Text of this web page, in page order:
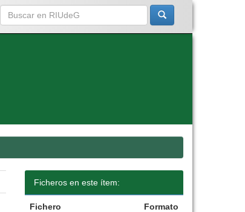
Ficheros en este ítem:
Fichero Formato